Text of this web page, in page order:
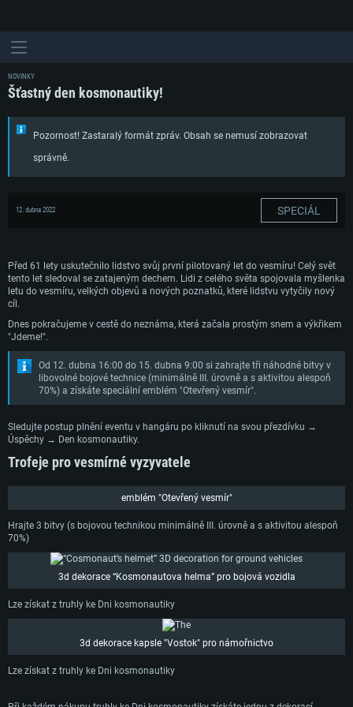
OS: Windows 10 (64bitový)
Procesor: Dual-Core 2.2 GHz
Operační paměť: 4 GB
Grafická karta podpora DirectX 11: AMD Radeon 77XX / NVIDIA GeForce
GTX 660. Minimální podporované rozlišení hry je 720p
Připojení: Širokopásmové připojení
Místo na disku: 22,1 GB
Doporučené
OS: Mac OS Big Sur 11.0 nebo novější
Procesor: Core i5 (Intel Xeon není podporován)
Operační paměť: 6 GB
Grafická karta: Intel Iris Pro 5200 (Mac) nebo srovnatelně výkonnou kartu
od AMD/Nvidia pro Mac. Minimální podporované rozlišení hry je 720p v
případě použití Metal.
Doporučené
OS: Většina moderních 64bitových distribucí Linuxu
Procesor: Dual-Core 2.4 GHz
Operační paměť: 4 GB
Grafická karta: NVIDIA 660 s nejnovějšími proprietárními ovladači (ne
staršími, než půl roku) / srovnatelná karta AMD s nejnovějšími
proprietárními ovladači (ne staršími, než půl roku); minimální podporované
rozlišení hry je 720p) a s podporou Vulcan.
Připojení: Širokopásmové připojení
Místo na disku: 22,1 GB
NOVINKY
Šťastný den kosmonautiky!
Pozornost! Zastaralý formát zpráv. Obsah se nemusí zobrazovat
správně.
12. dubna 2022 SPECIÁL
Před 61 lety uskutečnilo lidstvo svůj první pilotovaný let do vesmíru! Celý svět
tento let sledoval se zatajeným dechem. Lidi z celého světa spojovala myšlenka
letu do vesmíru, velkých objevů a nových poznatků, které lidstvu vytyčily nový
cíl.
Dnes pokračujeme v cestě do neznáma, která začala prostým snem a výkřikem
"Jdeme!".
Od 12. dubna 16:00 do 15. dubna 9:00 si zahrajte tři náhodné bitvy v
libovolné bojové technice (minimálně III. úrovně a s aktivitou alespoň
70%) a získáte speciální emblém "Otevřený vesmír".
Sledujte postup plnění eventu v hangáru po kliknutí na svou přezdívku →
Úspěchy → Den kosmonautiky.
Trofeje pro vesmírné vyzyvatele
emblém "Otevřený vesmír"
Hrajte 3 bitvy (s bojovou technikou minimálně III. úrovně a s aktivitou alespoň
70%)
3d dekorace “Kosmonautova helma” pro bojová vozidla
Lze získat z truhly ke Dni kosmonautiky
3d dekorace kapsle "Vostok" pro námořnictvo
Lze získat z truhly ke Dni kosmonautiky